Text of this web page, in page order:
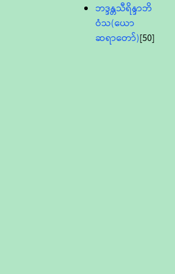
ဘဒ္ဒန္တသီရိန္ဒာဘိ
ဝံသ(ယော
ဆရာတော်)[50]